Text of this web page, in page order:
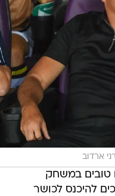
ארדוב
טובים במשחק
להיכנס לכושר